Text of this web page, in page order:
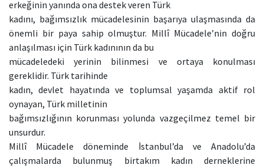
erkeğinin yanında ona destek veren Türk
kadını, bağımsızlık mücadelesinin başarıya ulaşmasında da
önemli bir paya sahip olmuştur. Millî Mücadele’nin doğru
anlaşılması için Türk kadınının da bu
mücadeledeki yerinin bilinmesi ve ortaya konulması
gereklidir. Türk tarihinde
kadın, devlet hayatında ve toplumsal yaşamda aktif rol
oynayan, Türk milletinin
bağımsızlığının korunması yolunda vazgeçilmez temel bir
unsurdur.
Millî Mücadele döneminde İstanbul’da ve Anadolu’da
çalışmalarda bulunmuş birtakım kadın derneklerine